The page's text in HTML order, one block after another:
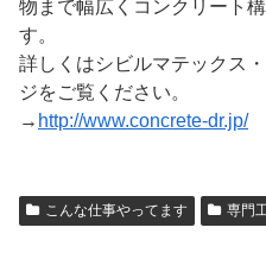
物まで幅広くコンクリート
す。
詳しくはシビルマテックス
ジをご覧ください。
→ http://www.concrete-dr.jp/
こんな仕事やってます 専門